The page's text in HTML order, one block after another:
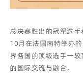
总决赛胜出的冠军选
10月在法国南特举办
界各国的顶级选手一
的国际交流与融合。